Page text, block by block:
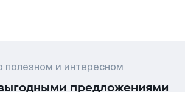
полезном и интересном
предложениями